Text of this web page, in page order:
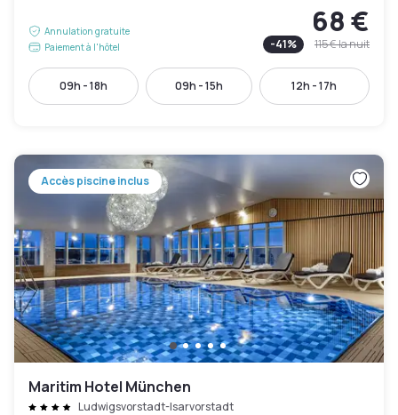
Annulation gratuite
Paiement à l'hôtel
68 €
-41% 115 €la nuit
09h - 18h 09h - 15h 12h - 17h
Accès piscine inclus
Maritim Hotel München
Ludwigsvorstadt-Isarvorstadt